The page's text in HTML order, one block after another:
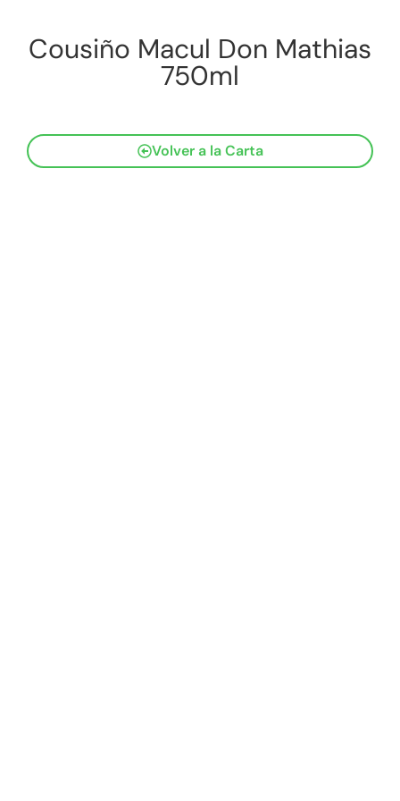
Cousiño Macul Don Mathias
750ml
Volver a la Carta